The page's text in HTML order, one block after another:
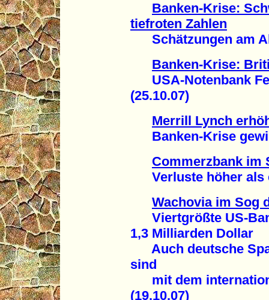
Banken-Krise:
tiefroten Zahlen
Schätzungen am
Banken-Krise:
USA-Notenbank
(25.10.07)
Merrill Lynch
Banken-Krise
Commerzbank im
Verluste höher als
Wachovia im Sog
Viertgrößte US-
1,3 Milliarden Dollar
Auch deutsche
sind
mit dem
(19.10.07)